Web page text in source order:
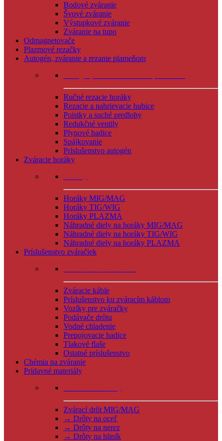
Bodové zváranie
Švové zváranie
Výstupkové zváranie
Zváranie na tupo
Odmagnetovače
Plazmové rezačky
Autogén, zváranie a rezanie plameňom
Ručné rezacie horáky
Rezacie a nahrievacie hubice
Poistky a suché predlohy
Redukčné ventily
Plynové hadice
Spájkovanie
Príslušenstvo autogén
Zváracie horáky
Horáky MIG/MAG
Horáky TIG/WIG
Horáky PLAZMA
Náhradné diely na horáky MIG/MAG
Náhradné diely na horáky TIG/WIG
Náhradné diely na horáky PLAZMA
Príslušenstvo zváračiek
Zváracie káble
Príslušenstvo ku zváracím káblom
Vozíky pre zváračky
Podávače drôtu
Vodné chladenie
Prepojovacie hadice
Tlakové flaše
Ostatné príslušenstvo
Chémia na zváranie
Prídavné materiály
Zvárací drôt MIG/MAG
→ Drôty na oceľ
→ Drôty na nerez
→ Drôty na hliník